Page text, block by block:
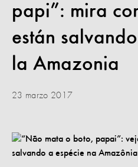
papi”: mira
están
la Amazonia
23 marzo 2017